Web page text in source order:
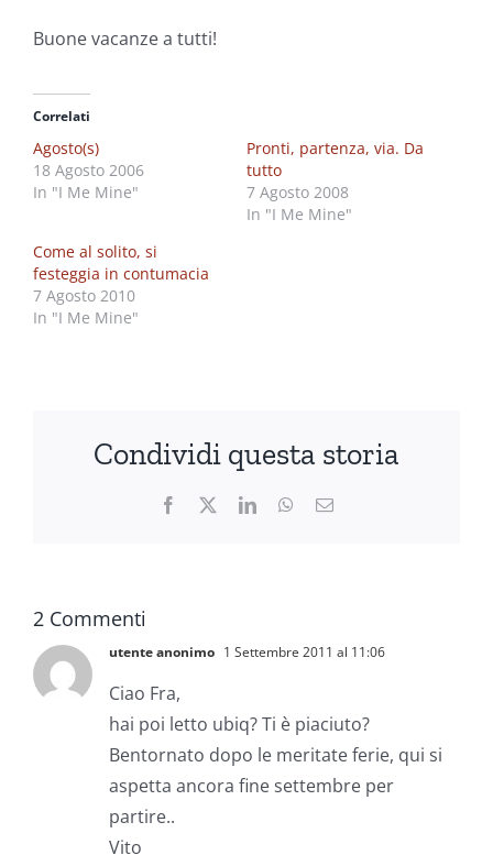
Buone vacanze a tutti!
Correlati
Agosto(s)
18 Agosto 2006
In "I Me Mine"
Pronti, partenza, via. Da
tutto
7 Agosto 2008
In "I Me Mine"
Come al solito, si
festeggia in contumacia
7 Agosto 2010
In "I Me Mine"
Condividi questa storia
Facebook LinkedInWhatsApp
Email
2 Commenti
utente anonimo 1 Settembre 2011 al 11:06
Ciao Fra,
hai poi letto ubiq? Ti è piaciuto?
Bentornato dopo le meritate ferie, qui si
aspetta ancora fine settembre per
partire..
Vito